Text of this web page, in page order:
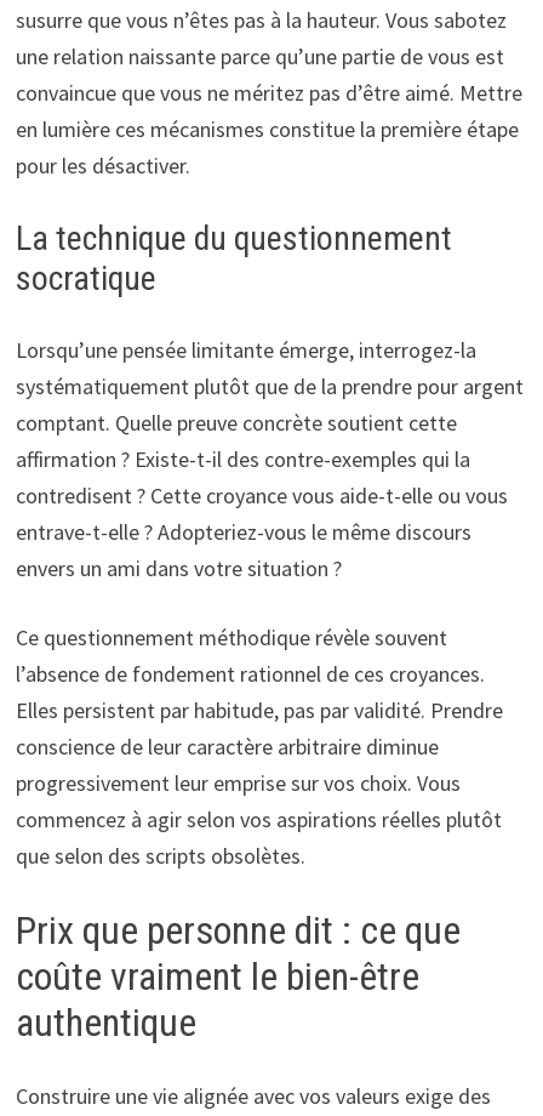
susurre que vous n’êtes pas à la hauteur. Vous sabotez
une relation naissante parce qu’une partie de vous est
convaincue que vous ne méritez pas d’être aimé. Mettre
en lumière ces mécanismes constitue la première étape
pour les désactiver.
La technique du questionnement
socratique
Lorsqu’une pensée limitante émerge, interrogez-la
systématiquement plutôt que de la prendre pour argent
comptant. Quelle preuve concrète soutient cette
affirmation ? Existe-t-il des contre-exemples qui la
contredisent ? Cette croyance vous aide-t-elle ou vous
entrave-t-elle ? Adopteriez-vous le même discours
envers un ami dans votre situation ?
Ce questionnement méthodique révèle souvent
l’absence de fondement rationnel de ces croyances.
Elles persistent par habitude, pas par validité. Prendre
conscience de leur caractère arbitraire diminue
progressivement leur emprise sur vos choix. Vous
commencez à agir selon vos aspirations réelles plutôt
que selon des scripts obsolètes.
Prix que personne dit : ce que
coûte vraiment le bien-être
authentique
Construire une vie alignée avec vos valeurs exige des